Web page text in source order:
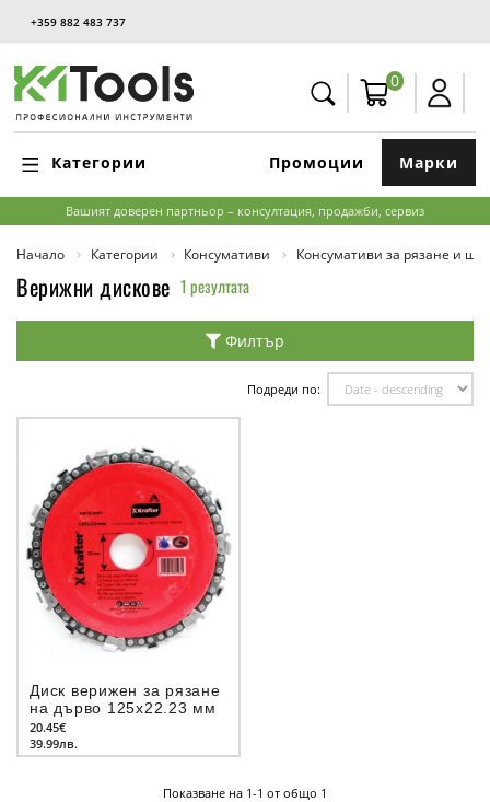
+359 882 483 737
0
Категории Марки
Промоции
Вашият доверен партньор – консултация, продажби, сервиз
Начало Категории Консумативи Консумативи за рязане и
Верижни дискове 1 резултата
Филтър
Подреди по:
Диск верижен за рязане
на дърво 125x22.23 мм
20.45€
39.99лв.
Показване на 1-1 от общо 1